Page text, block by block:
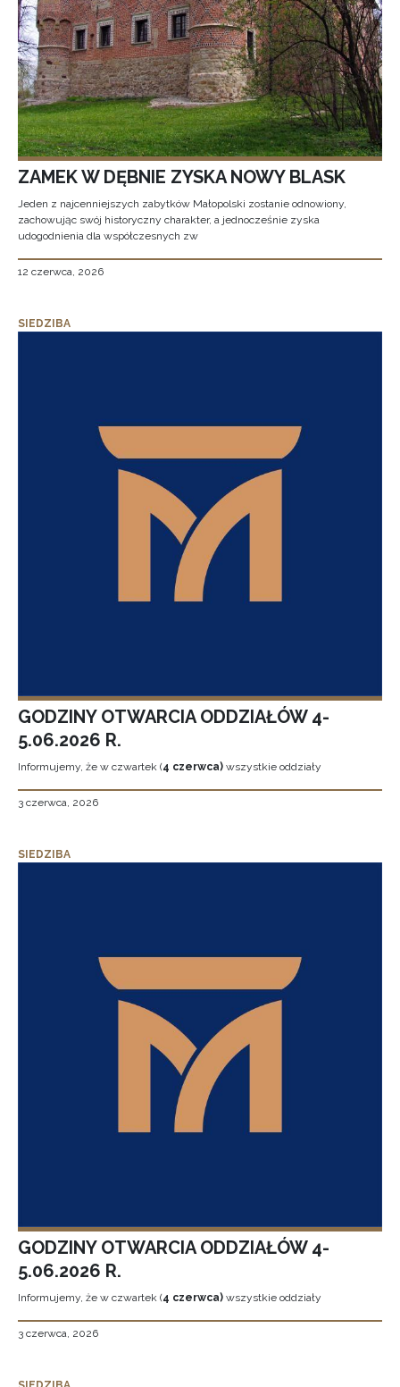
ZAMEK W DĘBNIE ZYSKA NOWY BLASK
Jeden z najcenniejszych zabytków Małopolski zostanie odnowiony,
zachowując swój historyczny charakter, a jednocześnie zyska
udogodnienia dla współczesnych zw
12 czerwca, 2026
SIEDZIBA
GODZINY OTWARCIA ODDZIAŁÓW 4-
5.06.2026 R.
Informujemy, że w czwartek (4 czerwca) wszystkie oddziały
3 czerwca, 2026
SIEDZIBA
GODZINY OTWARCIA ODDZIAŁÓW 4-
5.06.2026 R.
Informujemy, że w czwartek (4 czerwca) wszystkie oddziały
3 czerwca, 2026